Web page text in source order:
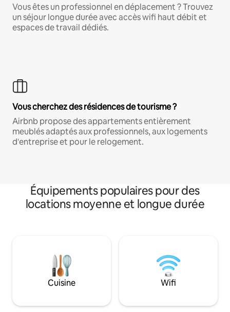
Vous êtes un professionnel en déplacement ? Trouvez
un séjour longue durée avec accès wifi haut débit et
espaces de travail dédiés.
Vous cherchez des résidences de tourisme ?
Airbnb propose des appartements entièrement
meublés adaptés aux professionnels, aux logements
d'entreprise et pour le relogement.
Équipements populaires pour des
locations moyenne et longue durée
Cuisine Wifi